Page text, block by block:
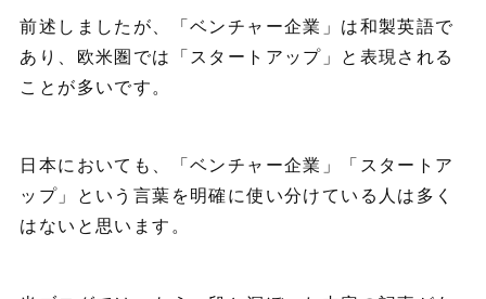
前述しましたが、「ベンチャー企業」は和製英語で
あり、欧米圏では「スタートアップ」と表現される
ことが多いです。
日本においても、「ベンチャー企業」「スタートア
ップ」という言葉を明確に使い分けている人は多く
はないと思います。